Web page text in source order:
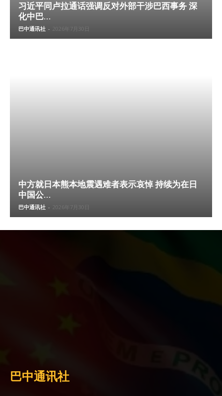
习近平同卢拉通话强调反对外部干涉巴西事务 深
化中巴...
巴中通讯社 - 2026年7月30日
中方就日本熊本地震遇难者表示哀悼 持续为在日
中国公...
巴中通讯社 - 2026年7月30日
巴中通讯社